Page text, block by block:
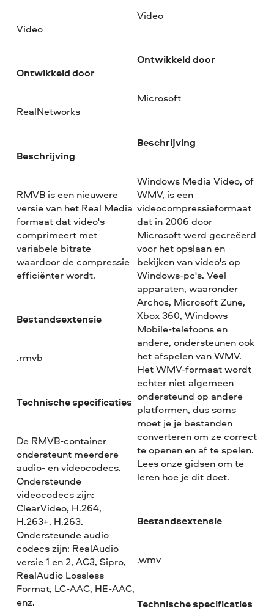
Video
Ontwikkeld door
RealNetworks
Beschrijving
RMVB is een nieuwere
versie van het Real Media
formaat dat video's
comprimeert met
variabele bitrate
waardoor de compressie
efficiënter wordt.
Bestandsextensie
.rmvb
Technische specificaties
De RMVB-container
ondersteunt meerdere
audio- en videocodecs.
Ondersteunde
videocodecs zijn:
ClearVideo, H.264,
H.263+, H.263.
Ondersteunde audio
codecs zijn: RealAudio
versie 1 en 2, AC3, Sipro,
RealAudio Lossless
Format, LC-AAC, HE-AAC,
enz.
Video
Ontwikkeld door
Microsoft
Beschrijving
Windows Media Video, of
WMV, is een
videocompressieformaat
dat in 2006 door
Microsoft werd gecreëerd
voor het opslaan en
bekijken van video's op
Windows-pc's. Veel
apparaten, waaronder
Archos, Microsoft Zune,
Xbox 360, Windows
Mobile-telefoons en
andere, ondersteunen ook
het afspelen van WMV.
Het WMV-formaat wordt
echter niet algemeen
ondersteund op andere
platformen, dus soms
moet je je bestanden
converteren om ze correct
te openen en af te spelen.
Lees onze gidsen om te
leren hoe je dit doet.
Bestandsextensie
.wmv
Technische specificaties